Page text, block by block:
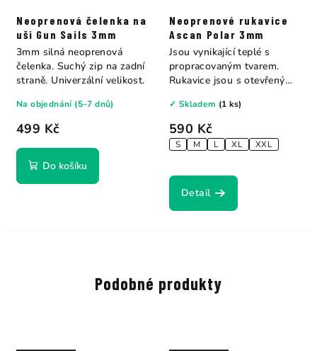
Neoprenová čelenka na
uši Gun Sails 3mm
499 Kč
Na objednání (5–7 dnů)
Do košíku
3mm silná neoprenová
čelenka. Suchý zip na zadní
straně. Univerzální velikost.
Neoprenové rukavice
Ascan Polar 3mm
590 Kč
S M L XL XXL
✓ Skladem (1 ks)
Detail
Jsou vynikající teplé s
propracovaným tvarem.
Rukavice jsou s otevřenými
Podobné produkty